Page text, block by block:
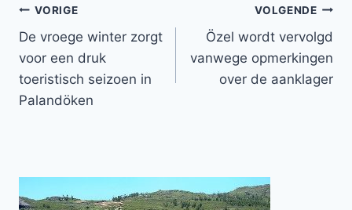
Bericht
navigatie
VORIGE
De vroege winter zorgt
voor een druk
toeristisch seizoen in
Palandöken
VOLGENDE
Özel wordt vervolgd
vanwege opmerkingen
over de aanklager